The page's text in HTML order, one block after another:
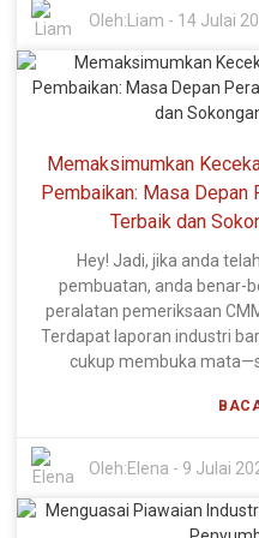
Ia adalah pengubah
pengukuran lebih tepat,
yang dihabiskan untuk
memandangkan industri
produktiviti dan
jauh daripada Xi'an
Mereka mempunyai
menakjubkan—lebih 60%
pereka R&D yang
serius terhadap
pemasangan dan
harta intelek mereka
untuk menyampaikan
Oleh: Liam - 14 Julai
Memaksimumkan
Pembaikan: Masa Depan
Terbaik dan
Hey! Jadi, jika anda
pembuatan, anda benar-
peralatan pemeriksaan
Terdapat laporan industri
cukup membuka
mengurangkan masa
mengurangkan kos
produktiviti.
memaksimumkan
Oleh:Elena - 9 Julai